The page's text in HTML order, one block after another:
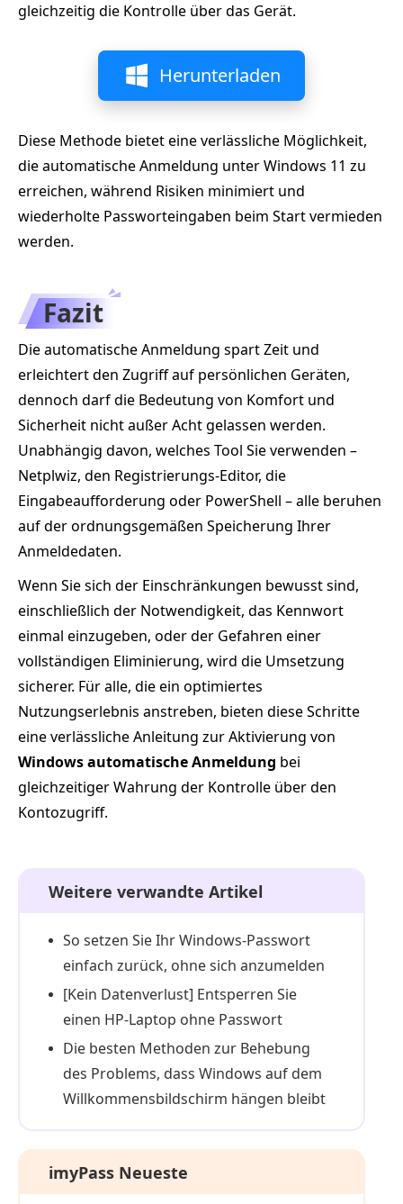
gleichzeitig die Kontrolle über das Gerät.
Herunterladen
Diese Methode bietet eine verlässliche Möglichkeit,
die automatische Anmeldung unter Windows 11 zu
erreichen, während Risiken minimiert und
wiederholte Passworteingaben beim Start vermieden
werden.
Fazit
Die automatische Anmeldung spart Zeit und
erleichtert den Zugriff auf persönlichen Geräten,
dennoch darf die Bedeutung von Komfort und
Sicherheit nicht außer Acht gelassen werden.
Unabhängig davon, welches Tool Sie verwenden –
Netplwiz, den Registrierungs-Editor, die
Eingabeaufforderung oder PowerShell – alle beruhen
auf der ordnungsgemäßen Speicherung Ihrer
Anmeldedaten.
Wenn Sie sich der Einschränkungen bewusst sind,
einschließlich der Notwendigkeit, das Kennwort
einmal einzugeben, oder der Gefahren einer
vollständigen Eliminierung, wird die Umsetzung
sicherer. Für alle, die ein optimiertes
Nutzungserlebnis anstreben, bieten diese Schritte
eine verlässliche Anleitung zur Aktivierung von
Windows automatische Anmeldung bei
gleichzeitiger Wahrung der Kontrolle über den
Kontozugriff.
Weitere verwandte Artikel
So setzen Sie Ihr Windows-Passwort
einfach zurück, ohne sich anzumelden
[Kein Datenverlust] Entsperren Sie
einen HP-Laptop ohne Passwort
Die besten Methoden zur Behebung
des Problems, dass Windows auf dem
Willkommensbildschirm hängen bleibt
imyPass Neueste